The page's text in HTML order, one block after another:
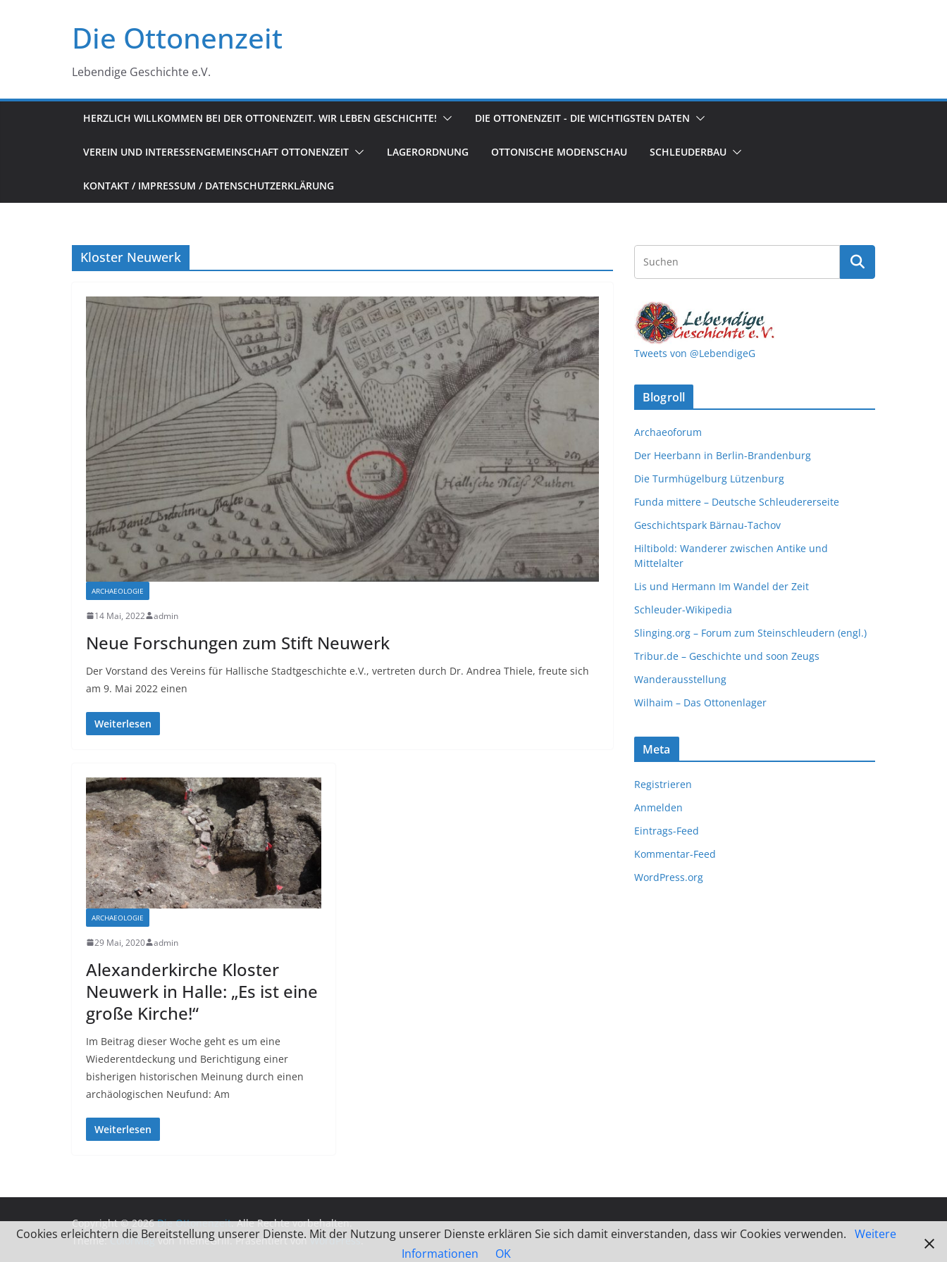
Die Ottonenzeit
Lebendige Geschichte e.V.
HERZLICH WILLKOMMEN BEI DER OTTONENZEIT. WIR LEBEN GESCHICHTE! DIE OTTONENZEIT - DIE WICHTIGSTEN DATEN
VEREIN UND INTERESSENGEMEINSCHAFT OTTONENZEIT LAGERORDNUNG OTTONISCHE MODENSCHAU SCHLEUDERBAU
KONTAKT / IMPRESSUM / DATENSCHUTZERKLÄRUNG
Kloster Neuwerk
ARCHAEOLOGIE
14 Mai, 2022 admin
Neue Forschungen zum Stift Neuwerk
Der Vorstand des Vereins für Hallische Stadtgeschichte e.V., vertreten durch Dr. Andrea Thiele, freute sich
am 9. Mai 2022 einen
Weiterlesen
ARCHAEOLOGIE
29 Mai, 2020 admin
Alexanderkirche Kloster
Neuwerk in Halle: „Es ist eine
große Kirche!“
Im Beitrag dieser Woche geht es um eine
Wiederentdeckung und Berichtigung einer
bisherigen historischen Meinung durch einen
archäologischen Neufund: Am
Weiterlesen
Tweets von @LebendigeG
Blogroll
Archaeoforum
Der Heerbann in Berlin-Brandenburg
Die Turmhügelburg Lützenburg
Funda mittere – Deutsche Schleudererseite
Geschichtspark Bärnau-Tachov
Hiltibold: Wanderer zwischen Antike und
Mittelalter
Lis und Hermann Im Wandel der Zeit
Schleuder-Wikipedia
Slinging.org – Forum zum Steinschleudern (engl.)
Tribur.de – Geschichte und soon Zeugs
Wanderausstellung
Wilhaim – Das Ottonenlager
Meta
Registrieren
Anmelden
Eintrags-Feed
Kommentar-Feed
WordPress.org
Copyright © 2026Die Ottonenzeit. Alle Rechte vorbehalten.
Theme: ColorMagvon ThemeGrill. Präsentiert von WordPress.
Cookies erleichtern die Bereitstellung unserer Dienste. Mit der Nutzung unserer Dienste erklären Sie sich damit einverstanden, dass wir Cookies verwenden. Weitere
Informationen
OK